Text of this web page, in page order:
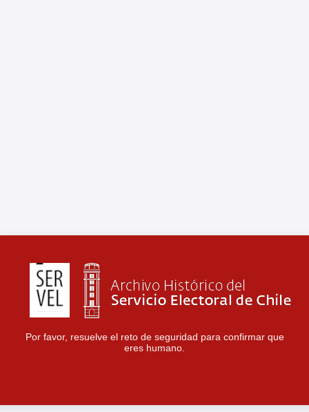
Por favor, resuelve el reto de seguridad para confirmar que
eres humano.